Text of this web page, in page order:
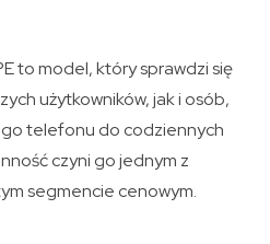
to model, który sprawdzi się
użytkowników, jak i osób,
telefonu do codziennych
czyni go jednym z
segmencie cenowym.